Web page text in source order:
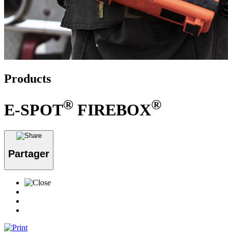
Products
E-SPOT® FIREBOX®
Partager